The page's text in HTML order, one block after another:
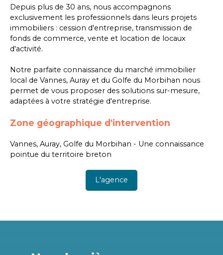
Depuis plus de 30 ans, nous accompagnons
exclusivement les professionnels dans leurs projets
immobiliers : cession d'entreprise, transmission de
fonds de commerce, vente et location de locaux
d'activité.
Notre parfaite connaissance du marché immobilier
local de Vannes, Auray et du Golfe du Morbihan nous
permet de vous proposer des solutions sur-mesure,
adaptées à votre stratégie d'entreprise.
Zone géographique d'intervention
Vannes, Auray, Golfe du Morbihan - Une connaissance
pointue du territoire breton
L'agence